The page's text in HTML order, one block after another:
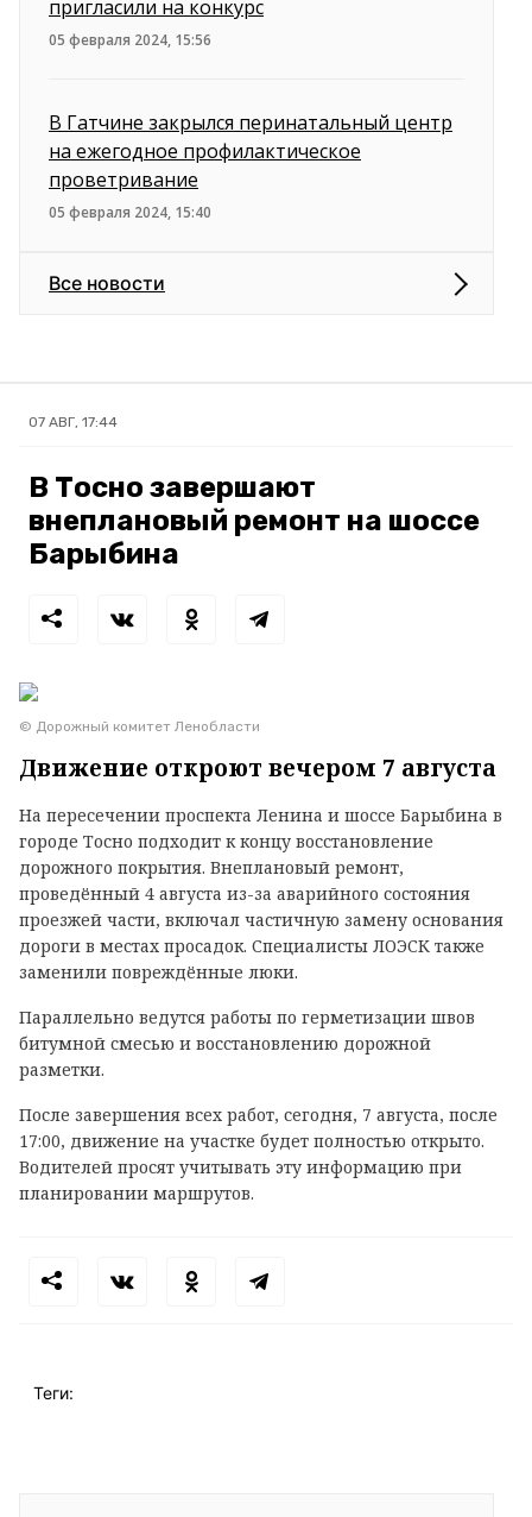
пригласили на конкурс
05 февраля 2024, 15:56
В Гатчине закрылся перинатальный центр
на ежегодное профилактическое
проветривание
05 февраля 2024, 15:40
Все новости
07 АВГ, 17:44
В Тосно завершают
внеплановый ремонт на шоссе
Барыбина
© Дорожный комитет Ленобласти
Движение откроют вечером 7 августа
На пересечении проспекта Ленина и шоссе Барыбина в
городе Тосно подходит к концу восстановление
дорожного покрытия. Внеплановый ремонт,
проведённый 4 августа из-за аварийного состояния
проезжей части, включал частичную замену основания
дороги в местах просадок. Специалисты ЛОЭСК также
заменили повреждённые люки.
Параллельно ведутся работы по герметизации швов
битумной смесью и восстановлению дорожной
разметки.
После завершения всех работ, сегодня, 7 августа, после
17:00, движение на участке будет полностью открыто.
Водителей просят учитывать эту информацию при
планировании маршрутов.
Теги: